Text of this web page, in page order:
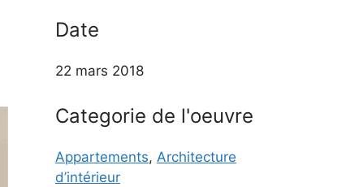
Date
22 mars 2018
Categorie de l'oeuvre
Appartements, Architecture
d’intérieur